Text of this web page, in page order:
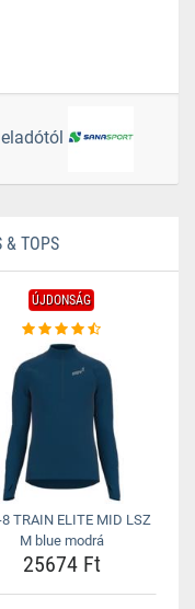
eladótól
& TOPS
ÚJDONSÁG
TRAIN ELITE MID LSZ
M blue modrá
25674 Ft